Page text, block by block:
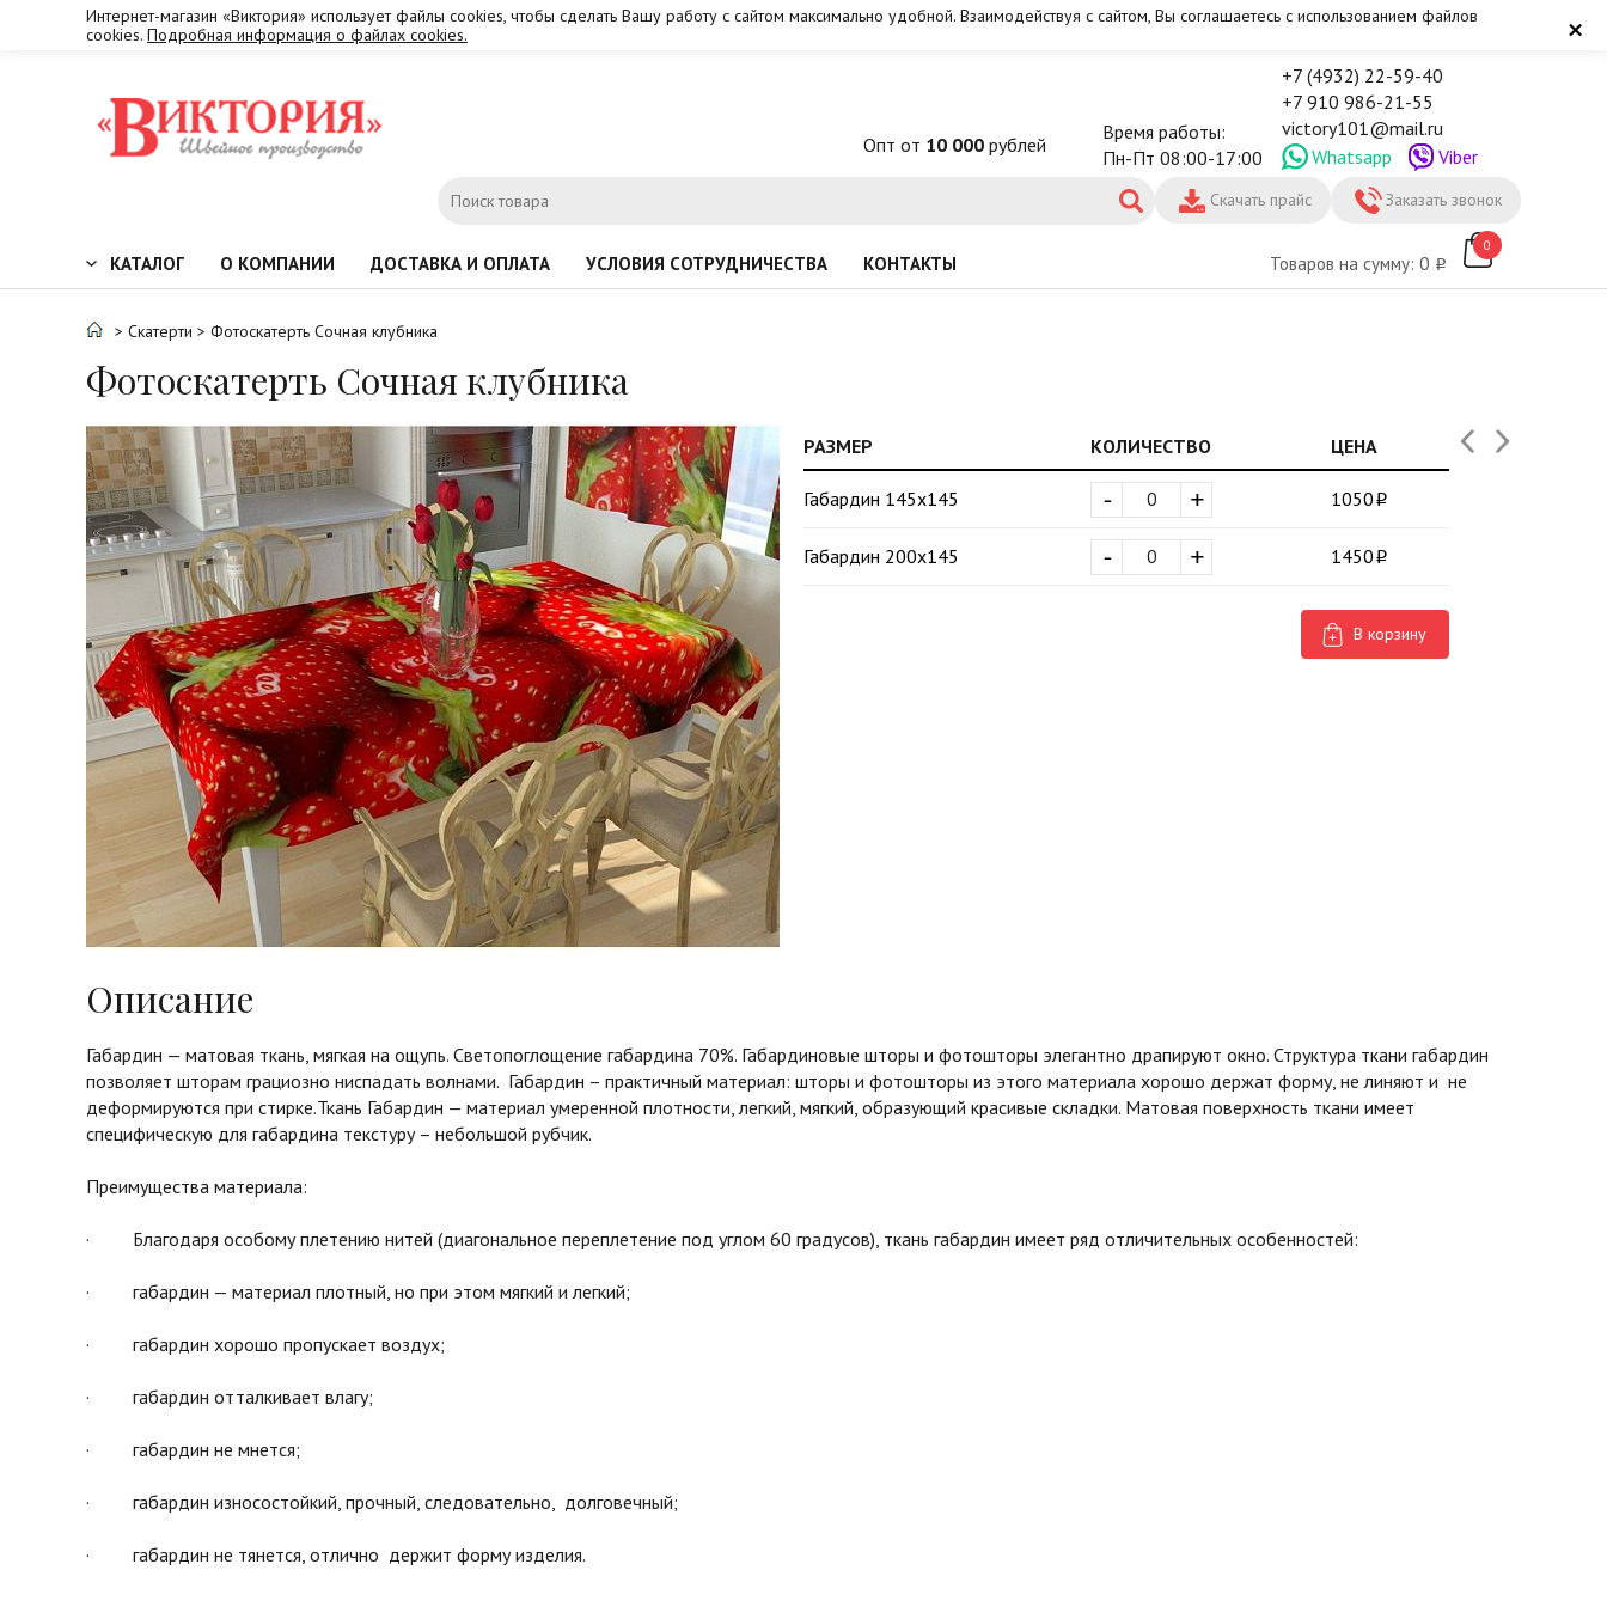
×
Интернет-магазин «Виктория» использует файлы cookies, чтобы сделать Вашу работу с сайтом максимально удобной. Взаимодействуя с сайтом, Вы соглашаетесь с использованием файлов
cookies. Подробная информация о файлах cookies.
Опт от 10 000 рублей
Время работы:
Пн-Пт 08:00-17:00
+7 (4932) 22-59-40
+7 910 986-21-55
victory101@mail.ru
Whatsapp
Viber
Заказать звонок
Скачать прайс
КАТАЛОГ О КОМПАНИИ ДОСТАВКА И ОПЛАТА УСЛОВИЯ СОТРУДНИЧЕСТВА КОНТАКТЫ Товаров на сумму: 0
0
> Скатерти > Фотоскатерть Сочная клубника
Фотоскатерть Сочная клубника
РАЗМЕР КОЛИЧЕСТВО ЦЕНА
Габардин 145х145 +
- 1050
Габардин 200х145 +
- 1450
В корзину
Описание
Габардин — матовая ткань, мягкая на ощупь. Светопоглощение габардина 70%. Габардиновые шторы и фотошторы элегантно драпируют окно. Структура ткани габардин
позволяет шторам грациозно ниспадать волнами. Габардин – практичный материал: шторы и фотошторы из этого материала хорошо держат форму, не линяют и не
деформируются при стирке.Ткань Габардин — материал умеренной плотности, легкий, мягкий, образующий красивые складки. Матовая поверхность ткани имеет
специфическую для габардина текстуру – небольшой рубчик.
Преимущества материала:
· Благодаря особому плетению нитей (диагональное переплетение под углом 60 градусов), ткань габардин имеет ряд отличительных особенностей:
· габардин — материал плотный, но при этом мягкий и легкий;
· габардин хорошо пропускает воздух;
· габардин отталкивает влагу;
· габардин не мнется;
· габардин износостойкий, прочный, следовательно, долговечный;
· габардин не тянется, отлично держит форму изделия.